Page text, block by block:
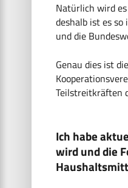
Natürlich wird
deshalb ist es
und die
Genau dies ist
Teilstreitkräften
Ich habe
wird und die